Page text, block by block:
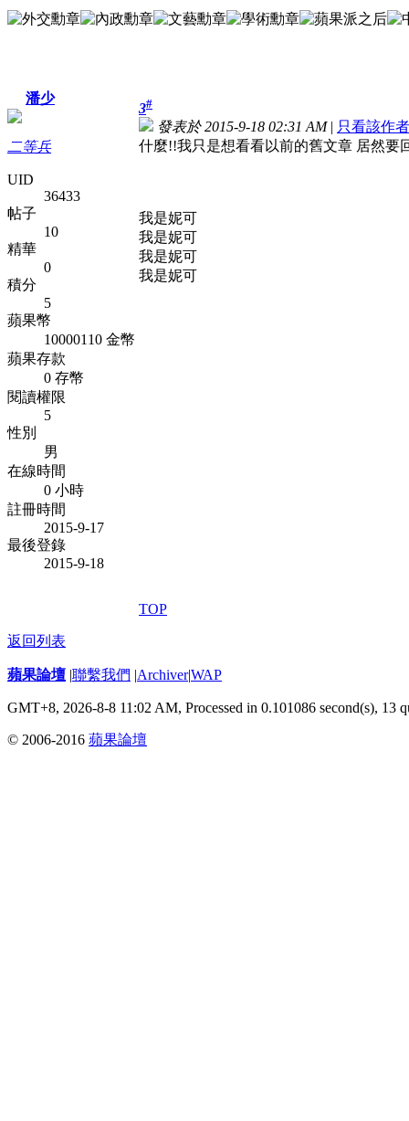
潘少
二等兵
UID
36433
帖子
10
精華
0
積分
5
蘋果幣
10000110 金幣
蘋果存款
0 存幣
閱讀權限
5
性別
男
在線時間
0 小時
註冊時間
2015-9-17
最後登錄
2015-9-18
3#
發表於 2015-9-18 02:31 AM| 只看該作者
什麼!!我只是想看看以前的舊文章 居然要
我是妮可
我是妮可
我是妮可
我是妮可
TOP
返回列表
蘋果論壇 |聯繫我們 |Archiver|WAP
GMT+8, 2026-8-8 11:02 AM, Processed in 0.101086 second(s), 13
© 2006-2016 蘋果論壇